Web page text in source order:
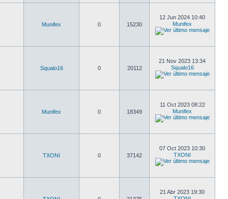
Munifex 0 15230
12 Jun 2024 10:40
Munifex
Squalo16 0 20112
21 Nov 2023 13:34
Squalo16
Munifex 0 18349
11 Oct 2023 08:22
Munifex
TXONI 0 37142
07 Oct 2023 10:30
TXONI
21 Abr 2023 19:30